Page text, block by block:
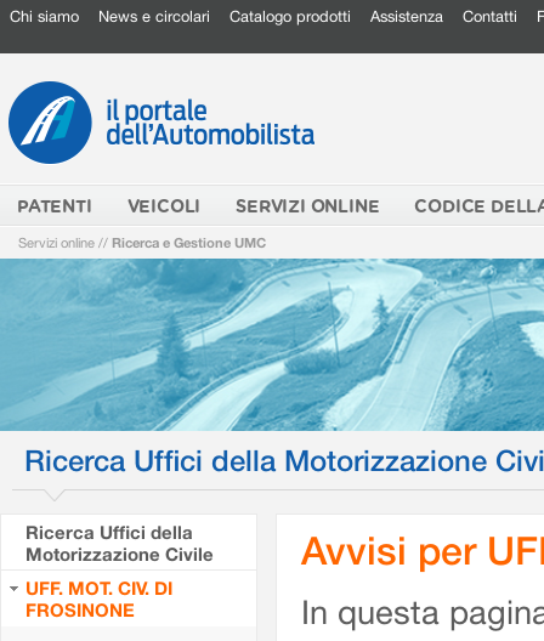
Chi siamo News e circolari Catalogo prodotti Assistenza Contatti
PATENTI VEICOLI SERVIZI ONLINE CODICE
Servizi online // Ricerca e Gestione UMC
Ricerca Uffici della Motorizzazione
Ricerca Uffici della
Motorizzazione Civile
UFF. MOT. CIV. DI
FROSINONE
Avvisi per
In questa